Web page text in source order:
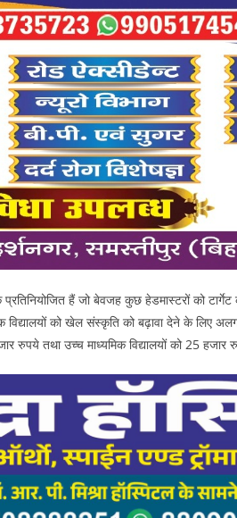
हैं जो बेवजह कुछ हेडमास्टरों को
विद्यालयों को खेल संस्कृति को बढ़ावा देने के लिए
रुपये तथा उच्च माध्यमिक विद्यालयों को 25